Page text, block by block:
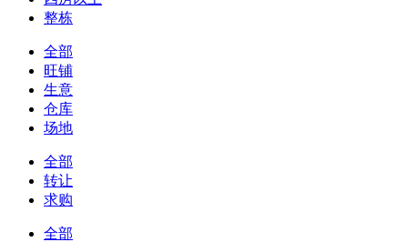
整栋
全部
旺铺
生意
仓库
场地
全部
转让
求购
全部